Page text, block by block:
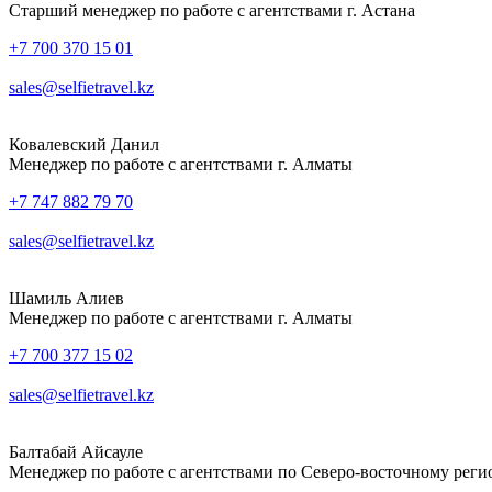
Старший менеджер по работе с агентствами г. Астана
+7 700 370 15 01
sales@selfietravel.kz
Ковалевский Данил
Менеджер по работе с агентствами г. Алматы
+7 747 882 79 70
sales@selfietravel.kz
Шамиль Алиев
Менеджер по работе с агентствами г. Алматы
+7 700 377 15 02
sales@selfietravel.kz
Балтабай Айсауле
Менеджер по работе с агентствами по Северо-восточному